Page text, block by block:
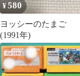
¥580
ヨッシーのたまご
(1991年)